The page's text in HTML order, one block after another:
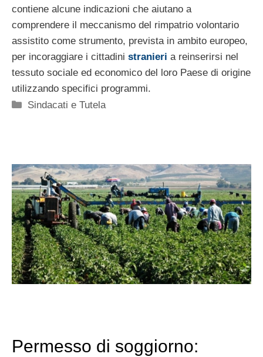
contiene alcune indicazioni che aiutano a
comprendere il meccanismo del rimpatrio volontario
assistito come strumento, prevista in ambito europeo,
per incoraggiare i cittadini stranieri a reinserirsi nel
tessuto sociale ed economico del loro Paese di origine
utilizzando specifici programmi.
Categorie
Sindacati e Tutela
Permesso di soggiorno: